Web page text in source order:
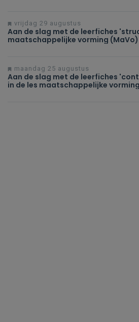
vrijdag 29 augustus
Aan de slag met de leerfiches
maatschappelijke vorming (MaVo)
maandag 25 augustus
Aan de slag met de leerfiches
in de les maatschappelijke